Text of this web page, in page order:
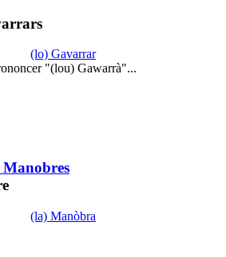
(lo) Gavarrar
"(lou) Gawarrà"...
Manobres
(la) Manòbra